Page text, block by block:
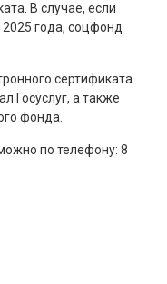
В случае, если
года, соцфонд
сертификата
Госуслуг, а также
фонда.
по телефону: 8